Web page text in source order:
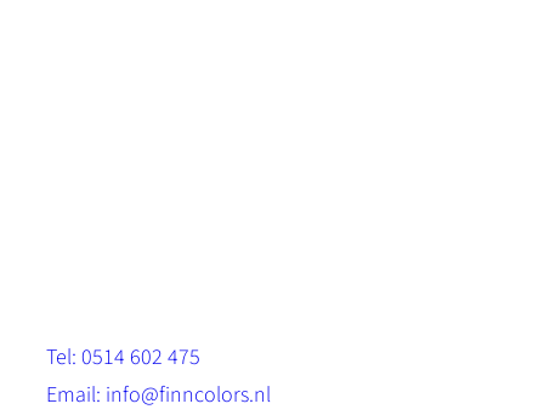
Tel: 0514 602 475
Email: info@finncolors.nl